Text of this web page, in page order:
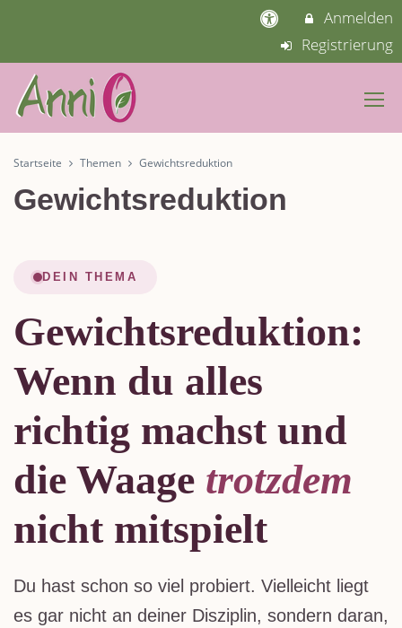
Anmelden
Registrierung
Startseite Themen Gewichtsreduktion
Gewichtsreduktion
DEIN THEMA
Gewichtsreduktion:
Wenn du alles
richtig machst und
die Waage trotzdem
nicht mitspielt
Du hast schon so viel probiert. Vielleicht liegt
es gar nicht an deiner Disziplin, sondern daran,